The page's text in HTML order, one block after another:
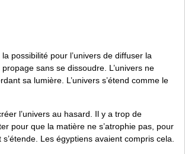
possibilité pour l’univers de diffuser la
propage sans se dissoudre. L’univers ne
sa lumière. L’univers s’étend comme le
l’univers au hasard. Il y a trop de
pour que la matière ne s’atrophie pas, pour
s’étende. Les égyptiens avaient compris cela.